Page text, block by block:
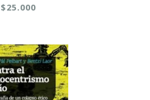
$25.000